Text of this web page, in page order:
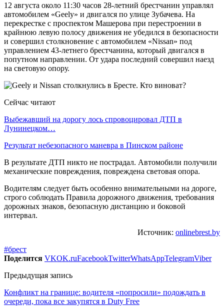
12 августа около 11:30 часов 28-летний брестчанин управлял
автомобилем «Geely» и двигался по улице Зубачева. На
перекрестке с проспектом Машерова при перестроении в
крайнюю левую полосу движения не убедился в безопасности
и совершил столкновение с автомобилем «Nissan» под
управлением 43-летнего брестчанина, который двигался в
попутном направлении. От удара последний совершил наезд
на световую опору.
Сейчас читают
Выбежавший на дорогу лось спровоцировал ДТП в
Лунинецком…
Результат небезопасного маневра в Пинском районе
В результате ДТП никто не пострадал. Автомобили получили
механические повреждения, повреждена световая опора.
Водителям следует быть особенно внимательными на дороге,
строго соблюдать Правила дорожного движения, требования
дорожных знаков, безопасную дистанцию и боковой
интервал.
Источник: onlinebrest.by
#брест
Поделится VKOK.ruFacebookTwitterWhatsAppTelegramViber
Предыдущая запись
Конфликт на границе: водителя «попросили» подождать в
очереди, пока все закупятся в Duty Free